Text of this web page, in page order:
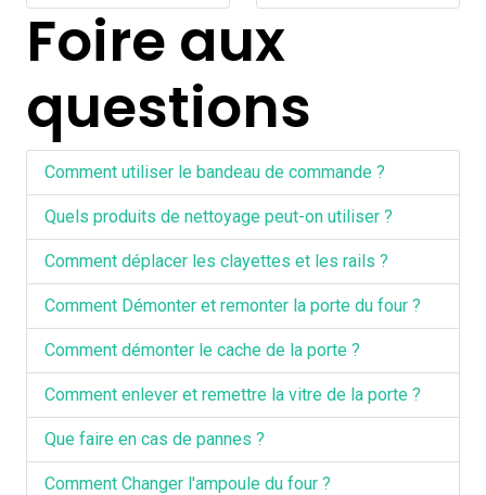
Foire aux
questions
Comment utiliser le bandeau de commande ?
Quels produits de nettoyage peut-on utiliser ?
Comment déplacer les clayettes et les rails ?
Comment Démonter et remonter la porte du four ?
Comment démonter le cache de la porte ?
Comment enlever et remettre la vitre de la porte ?
Que faire en cas de pannes ?
Comment Changer l'ampoule du four ?